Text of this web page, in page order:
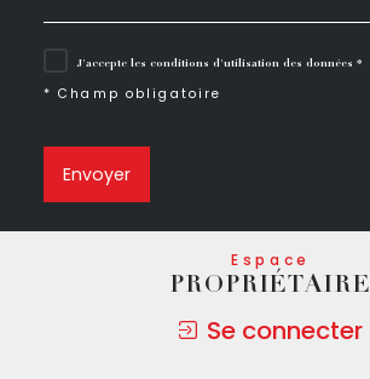
J'accepte les conditions d'utilisation des données *
* Champ obligatoire
Envoyer
Espace
PROPRIÉTAIRE
Se connecter